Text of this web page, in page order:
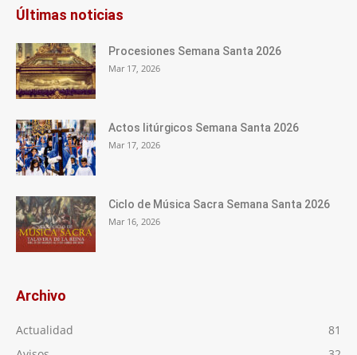
Últimas noticias
Procesiones Semana Santa 2026
Mar 17, 2026
Actos litúrgicos Semana Santa 2026
Mar 17, 2026
Ciclo de Música Sacra Semana Santa 2026
Mar 16, 2026
Archivo
Actualidad
81